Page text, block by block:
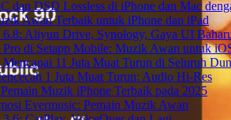
dan DSD Lossless di iPhone dan Mac
Awan Terbaik untuk iPhone dan iPad
6.8: Aliyun Drive, Synology, Gaya UI
Pro di Setapp Mobile: Muzik Awan untuk
11 Juta Muat Turun di Seluruh
1 Juta Muat Turun: Audio Hi-Res
Muzik iPhone Terbaik pada 2025
Evermusic: Pemain Muzik Awan